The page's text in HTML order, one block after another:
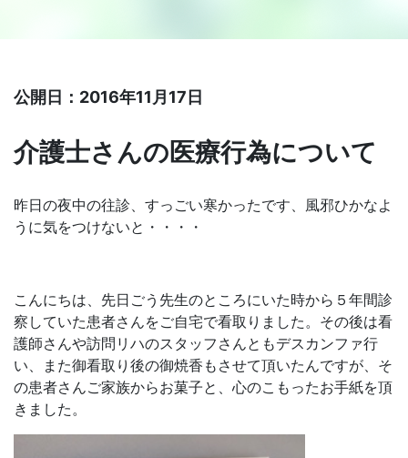
公開日：2016年11月17日
介護士さんの医療行為について
昨日の夜中の往診、すっごい寒かったです、風邪ひかなよ
うに気をつけないと・・・・
こんにちは、先日ごう先生のところにいた時から５年間診
察していた患者さんをご自宅で看取りました。その後は看
護師さんや訪問リハのスタッフさんともデスカンファ行
い、また御看取り後の御焼香もさせて頂いたんですが、そ
の患者さんご家族からお菓子と、心のこもったお手紙を頂
きました。